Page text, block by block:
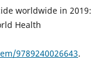
worldwide in 2019:
Health
9789240026643.